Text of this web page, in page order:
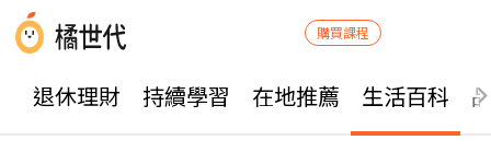
購買課程
退休理財 持續學習 在地推薦 生活百科